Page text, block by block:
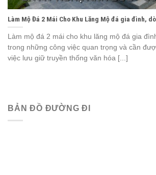
Làm Mộ Đá 2 Mái Cho Khu Lăng Mộ đá gia đình,
Làm mộ đá 2 mái cho khu lăng mộ đá gia
trong những công việc quan trọng và cần
việc lưu giữ truyền thống văn hóa [...]
BẢN ĐỒ ĐƯỜNG ĐI